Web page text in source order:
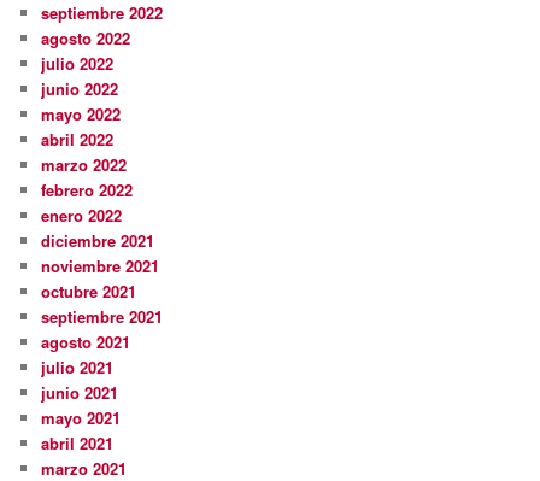
septiembre 2022
agosto 2022
julio 2022
junio 2022
mayo 2022
abril 2022
marzo 2022
febrero 2022
enero 2022
diciembre 2021
noviembre 2021
octubre 2021
septiembre 2021
agosto 2021
julio 2021
junio 2021
mayo 2021
abril 2021
marzo 2021